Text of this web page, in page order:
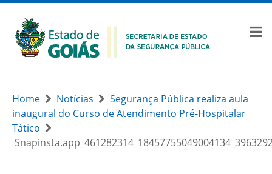
Home Notícias
Segurança Pública realiza aula
inaugural do Curso de Atendimento Pré-Hospitalar
Tático